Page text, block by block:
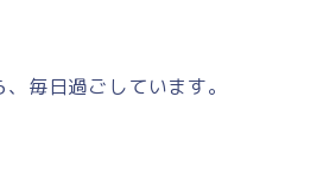
毎日過ごしています。